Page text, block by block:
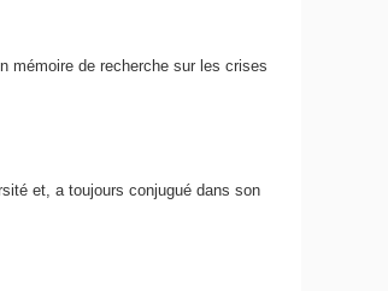
mémoire de recherche sur les crises
et, a toujours conjugué dans son